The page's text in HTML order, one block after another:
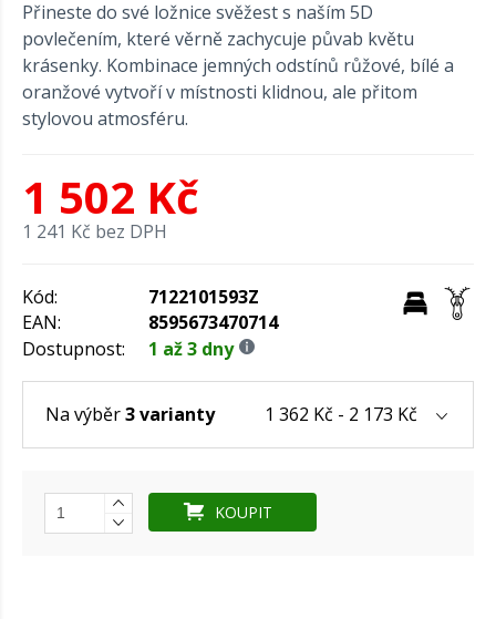
Přineste do své ložnice svěžest s naším 5D
povlečením, které věrně zachycuje půvab květu
krásenky. Kombinace jemných odstínů růžové, bílé a
oranžové vytvoří v místnosti klidnou, ale přitom
stylovou atmosféru.
1 502 Kč
1 241 Kč bez DPH
Kód:
7122101593Z
EAN:
8595673470714
Dostupnost:
1 až 3 dny
Na výběr3 varianty 1 362 Kč - 2 173 Kč
KOUPIT